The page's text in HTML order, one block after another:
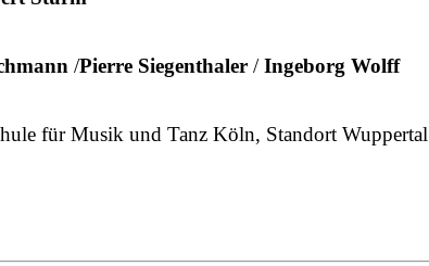
/Pierre Siegenthaler /Ingeborg Wolff
für Musik und Tanz Köln, Standort Wuppertal